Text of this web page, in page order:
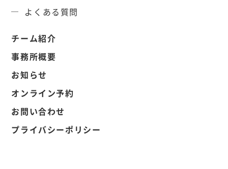
よくある質問
チーム紹介
事務所概要
お知らせ
オンライン予約
お問い合わせ
プライバシーポリシー